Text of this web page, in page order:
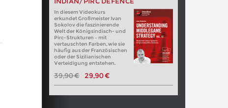
In diesem Videokurs
erkundet Großmeister Ivan
Sokolov die faszinierende
Welt der Königsindisch- und
Pirc-Strukturen – mit
vertauschten Farben, wie sie
häufig aus der Französischen
oder der Sizilianischen
Verteidigung entstehen.
39,90 € 29,90 €